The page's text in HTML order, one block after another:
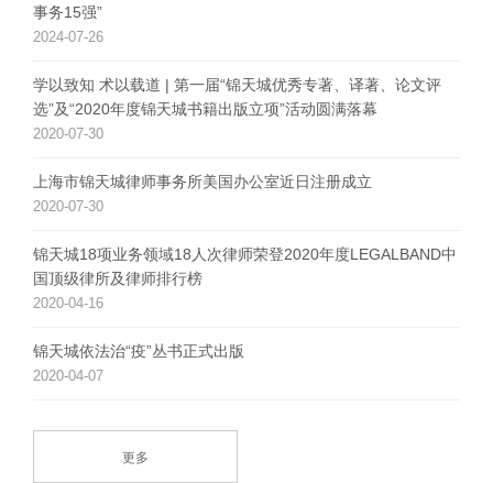
事务15强”
2024-07-26
学以致知 术以载道 | 第一届“锦天城优秀专著、译著、论文评
选”及“2020年度锦天城书籍出版立项”活动圆满落幕
2020-07-30
上海市锦天城律师事务所美国办公室近日注册成立
2020-07-30
锦天城18项业务领域18人次律师荣登2020年度LEGALBAND中
国顶级律所及律师排行榜
2020-04-16
锦天城依法治“疫”丛书正式出版
2020-04-07
更多